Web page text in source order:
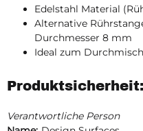
Edelstahl Material
Alternative
Durchmesser 8 mm
Ideal zum
Produktsicherheit:
Verantwortliche Person